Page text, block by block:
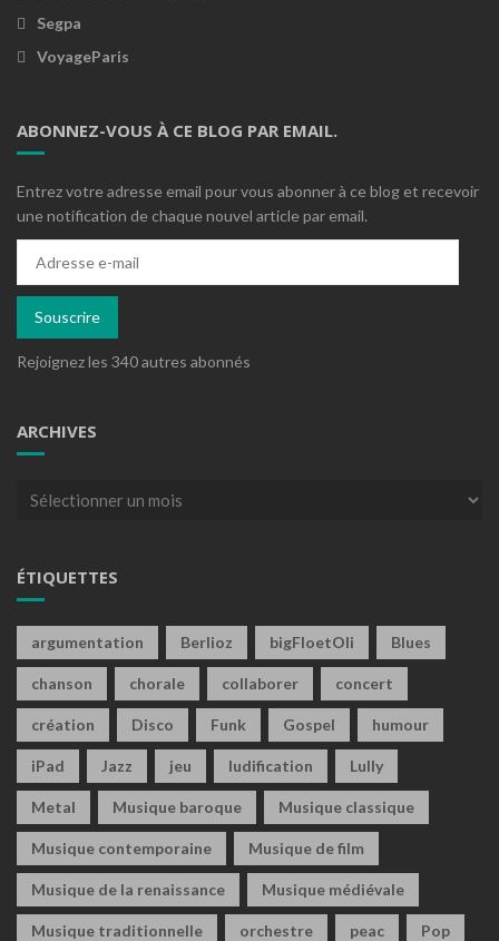
Segpa
VoyageParis
ABONNEZ-VOUS À CE BLOG PAR EMAIL.
Entrez votre adresse email pour vous abonner à ce blog et recevoir
une notification de chaque nouvel article par email.
mail
Souscrire
Rejoignez les 340 autres abonnés
ARCHIVES
Archives
ÉTIQUETTES
argumentation Berlioz bigFloetOli Blues
chanson chorale collaborer concert
création Disco Funk Gospel humour
iPad Jazz jeu ludification Lully
Metal Musique baroque Musique classique
Musique contemporaine Musique de film
Musique de la renaissance Musique médiévale
Musique traditionnelle orchestre peac Pop